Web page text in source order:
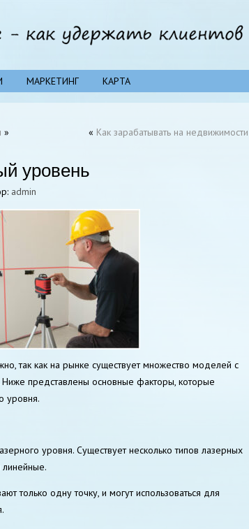
МАРКЕТИНГ КАРТА
» « Как зарабатывать на недвижимости
уровень
admin
так как на рынке существует множество моделей с
представлены основные факторы, которые
уровня.
уровня. Существует несколько типов лазерных
линейные.
только одну точку, и могут использоваться для